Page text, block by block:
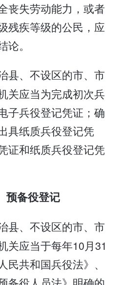
丧失劳动能力，或者
残疾等级的公民，应
。
县、不设区的市、市
关应当为完成初次兵
子兵役登记凭证；确
具纸质兵役登记凭
证和纸质兵役登记凭
备役登记
县、不设区的市、市
关应当于每年10月31
民共和国兵役法》、